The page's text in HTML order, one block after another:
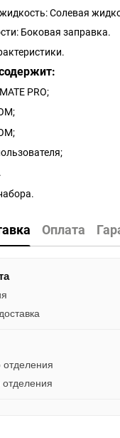
Солевая
Боковая заправка.
PRO;
Оплата
отделения
отделения